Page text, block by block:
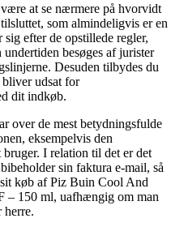
at se nærmere på hvorvidt
som almindeligvis er en
efter de opstillede regler,
besøges af jurister
Desuden tilbydes du
udsat for
dit indkøb.
over de mest betydningsfulde
eksempelvis den
I relation til det er det
sin faktura e-mail, så
køb af Piz Buin Cool And
– 150 ml, uafhængig om man
herre.